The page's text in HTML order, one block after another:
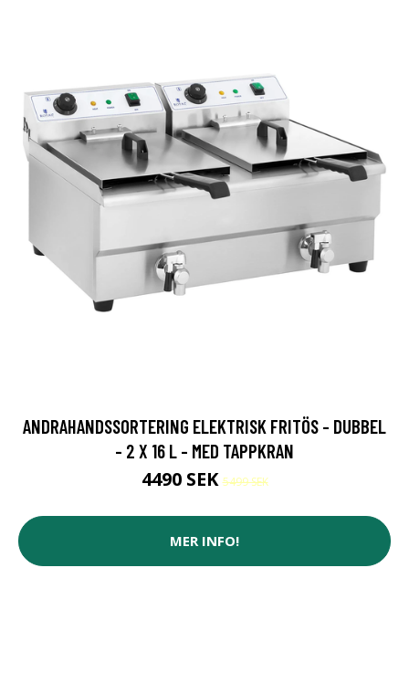
ANDRAHANDSSORTERING ELEKTRISK FRITÖS - DUBBEL
- 2 X 16 L - MED TAPPKRAN
4490 SEK5499 SEK
MER INFO!